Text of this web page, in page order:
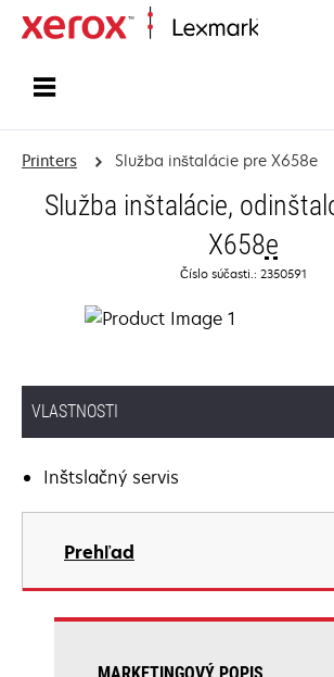
Printers Služba inštalácie pre X658e
Služba inštalácie,
X658e
Číslo súčasti.: 2350591
VLASTNOSTI
Inštslačný servis
Prehľad